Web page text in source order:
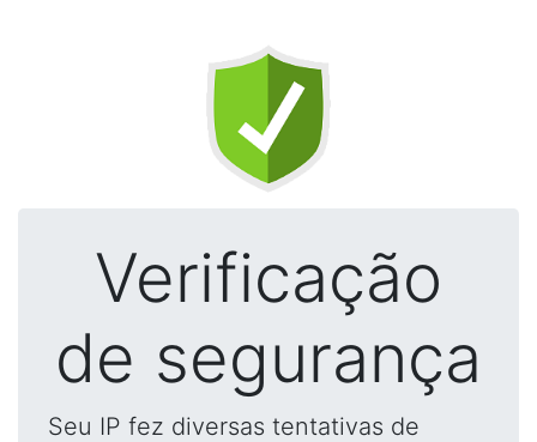
Verificação
de segurança
Seu IP fez diversas tentativas de